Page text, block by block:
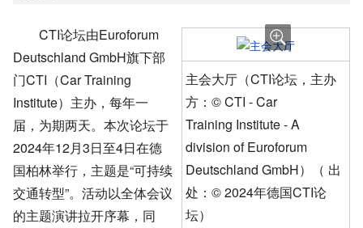
主会大厅（CTI论坛，主办
方：© CTI - Car
Training Institute - A
division of Euroforum
Deutschland GmbH）（ 出
处：© 2024年德国CTI论
坛）
CTI论坛由Euroforum
Deutschland GmbH旗下部
门CTI（Car Training
Institute）主办，每年一
届，为期两天。本次论坛于
2024年12月3日至4日在德
国柏林举行，主题是“可持续
交通转型”。活动以全体会议
的主题演讲拉开序幕，同